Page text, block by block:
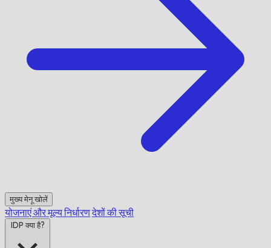
मुख्य मेनू खोलें
योजनाएं और मूल्य निर्धारणदेशों की सूची
IDP क्या है?